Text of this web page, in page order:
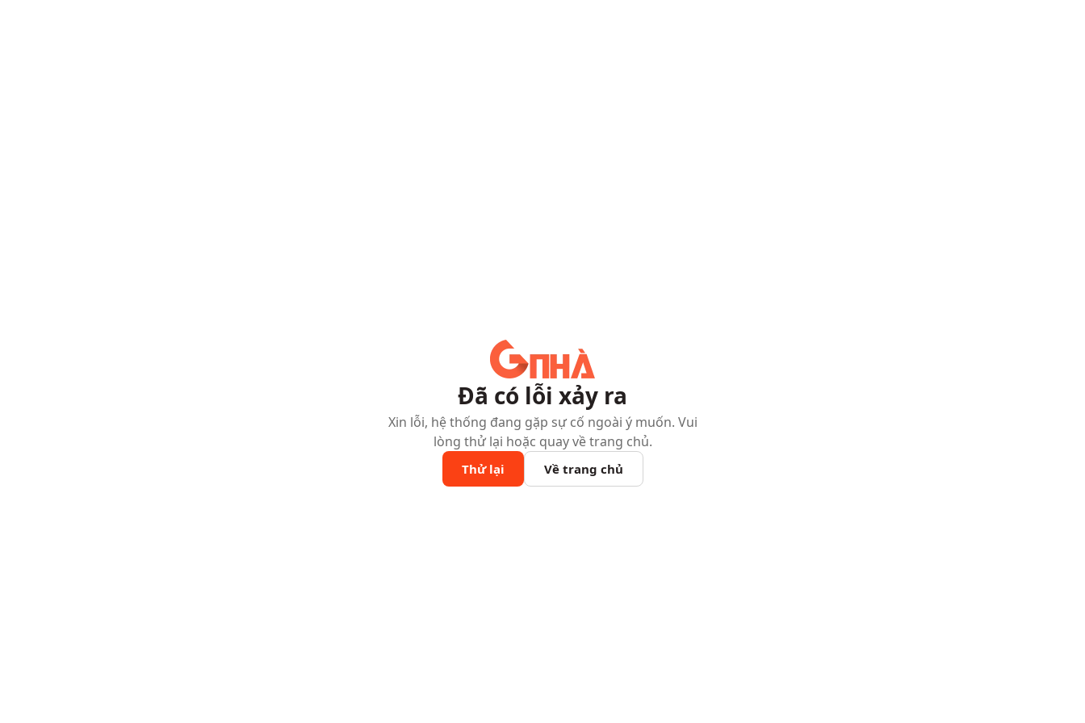
Đã có lỗi xảy ra
Xin lỗi, hệ thống đang gặp sự cố ngoài ý muốn. Vui
lòng thử lại hoặc quay về trang chủ.
Thử lại Về trang chủ